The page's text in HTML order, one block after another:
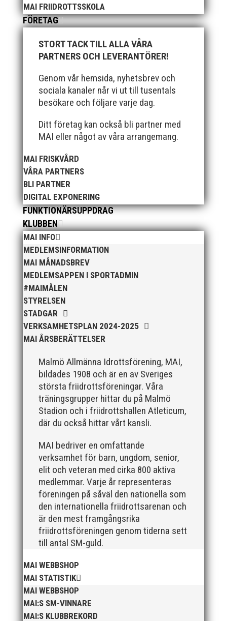
MAI FRIIDROTTSSKOLA
FÖRETAG
STORT TACK TILL ALLA VÅRA
PARTNERS OCH LEVERANTÖRER!
Genom vår hemsida, nyhetsbrev och
sociala kanaler når vi ut till tusentals
besökare och följare varje dag.
Ditt företag kan också bli partner med
MAI eller något av våra arrangemang.
MAI FRISKVÅRD
VÅRA PARTNERS
BLI PARTNER
DIGITAL EXPONERING
FUNKTIONÄRSUPPDRAG
KLUBBEN
MAI INFO
MEDLEMSINFORMATION
MAI MÅNADSBREV
MEDLEMSAPPEN I SPORTADMIN
#MAIMÅLEN
STYRELSEN
STADGAR
VERKSAMHETSPLAN 2024-2025
MAI ÅRSBERÄTTELSER
Malmö Allmänna Idrottsförening, MAI,
bildades 1908 och är en av Sveriges
största friidrottsföreningar. Våra
träningsgrupper hittar du på Malmö
Stadion och i friidrottshallen Atleticum,
där du också hittar vårt kansli.
MAI bedriver en omfattande
verksamhet för barn, ungdom, senior,
elit och veteran med cirka 800 aktiva
medlemmar. Varje år representeras
föreningen på såväl den nationella som
den internationella friidrottsarenan och
är den mest framgångsrika
friidrottsföreningen genom tiderna sett
till antal SM-guld.
MAI WEBBSHOP
MAI STATISTIK
MAI WEBBSHOP
MAI:S SM-VINNARE
MAI:S KLUBBREKORD
När Friidrottssverige samlades för fest gick en av
utmärkelserna till MAI och Kalvinknatet – Lasses
skötebarn i alla år. MAI-delegationen fick ta emot
priset ”Årets pulshöjare”, och bland annat fanns
ordförande Fredrik Wennolf på plats för att ta emot
hyllningarna. –...
Som traditionen bjuder så var vi ett helt gäng löpare
från MAI RUNNERS som sprang det mysiga
Sylvesterloppet på självaste nyårsafton. Formen är
respektive 5,4 kilometer), med tidtagning på de fem
främsta i varje...
Klubbchef – Malmö Allmänna Idrottsförening (MAI)
Vill du vara med och skapa glädje, gemenskap och
utveckling i en av Sveriges största
friidrottsföreningar? Malmö Allmänna Idrottsförening
– MAI – söker en engagerad, strategisk,
relationsbyggande och affärsinriktad...
För mig har Lasse betytt oerhört mycket på flera
plan. På 80- och 90-talet, då jag själv var aktiv, var
han för mig en handlingskraftig ledare som alltid var
på plats och igång med en mängd olika projekt. Med
sin parhäst och nära vän, Bengt Bendéus,...